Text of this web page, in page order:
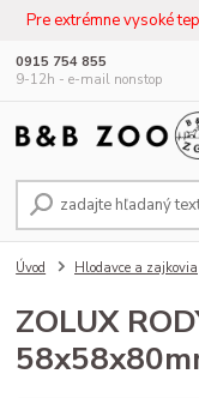
Pre extrémne vysoké
0915 754 855
9-12h - e-mail nonstop
Úvod Hlodavce a zajkovia
ZOLUX